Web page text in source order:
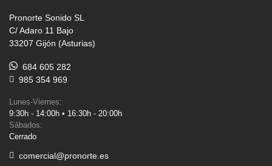
Pronorte Sonido SL
C/ Adaro 11 Bajo
33207 Gijón (Asturias)
684 605 282
985 354 969
Lunes-Viernes:
9:30h - 14:00h • 16:30h - 20:00h
Sábados:
Cerrado
comercial@pronorte.es